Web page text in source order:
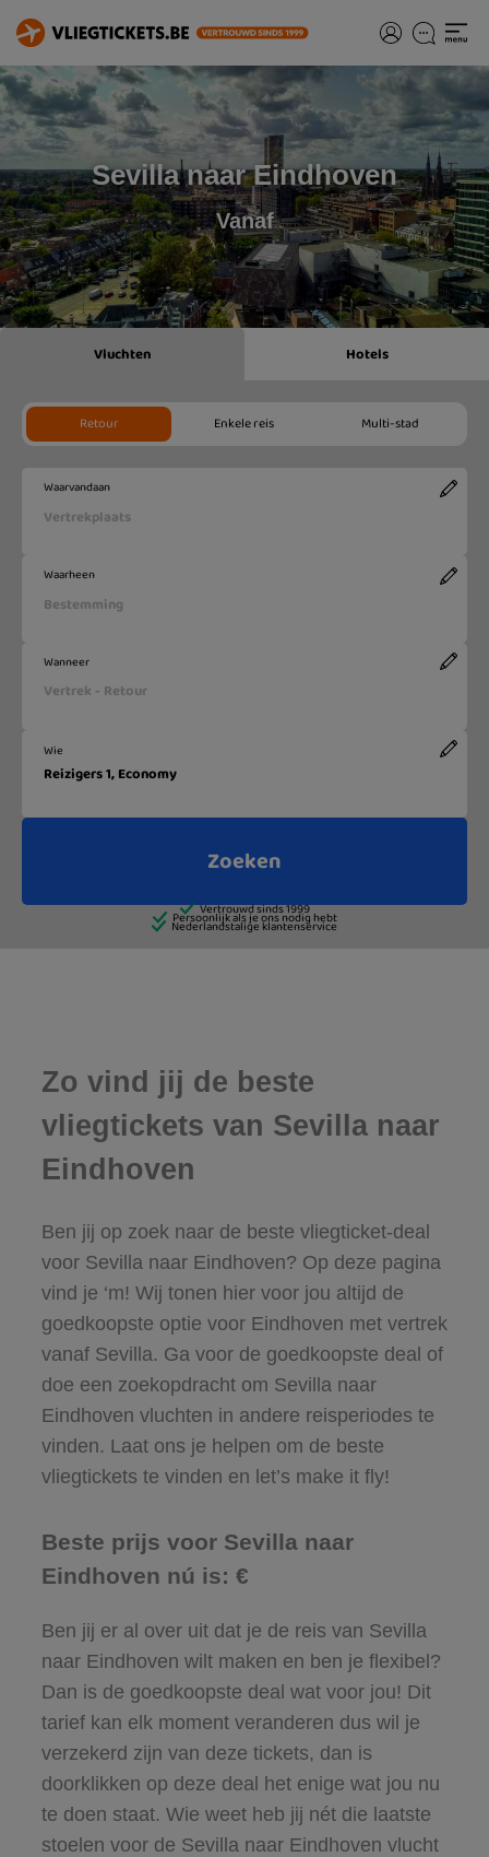
Sevilla naar Eindhoven
Vanaf
Zo vind jij de beste
vliegtickets van Sevilla naar
Eindhoven
Ben jij op zoek naar de beste vliegticket-deal
voor Sevilla naar Eindhoven? Op deze pagina
vind je ‘m! Wij tonen hier voor jou altijd de
goedkoopste optie voor Eindhoven met vertrek
vanaf Sevilla. Ga voor de goedkoopste deal of
doe een zoekopdracht om Sevilla naar
Eindhoven vluchten in andere reisperiodes te
vinden. Laat ons je helpen om de beste
vliegtickets te vinden en let’s make it fly!
Beste prijs voor Sevilla naar
Eindhoven nú is: €
Ben jij er al over uit dat je de reis van Sevilla
naar Eindhoven wilt maken en ben je flexibel?
Dan is de goedkoopste deal wat voor jou! Dit
tarief kan elk moment veranderen dus wil je
verzekerd zijn van deze tickets, dan is
doorklikken op deze deal het enige wat jou nu
te doen staat. Wie weet heb jij nét die laatste
stoelen voor de Sevilla naar Eindhoven vlucht